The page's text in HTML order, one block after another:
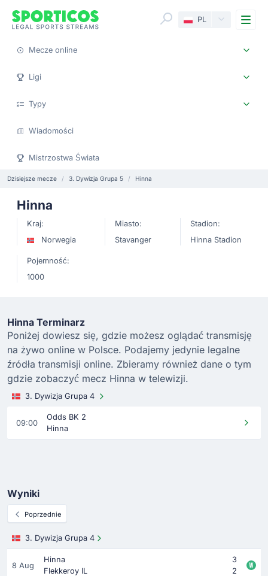
PL
Mecze online
Ligi
Typy
Wiadomości
Mistrzostwa Świata
Dzisiejsze mecze 3. Dywizja Grupa 5 Hinna
Hinna
Kraj:
Norwegia
Miasto:
Stavanger
Stadion:
Hinna Stadion
Pojemność:
1000
Hinna Terminarz
Poniżej dowiesz się, gdzie możesz oglądać transmisję
na żywo online w Polsce. Podajemy jedynie legalne
źródła transmisji online. Zbieramy również dane o tym
gdzie zobaczyć mecz Hinna w telewizji.
3. Dywizja Grupa 4
09:00
Odds BK 2
Hinna
Wyniki
Poprzednie
3. Dywizja Grupa 4
8 Aug
Hinna
3
Flekkeroy IL
2